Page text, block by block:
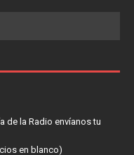
de la Radio envíanos tu
en blanco)